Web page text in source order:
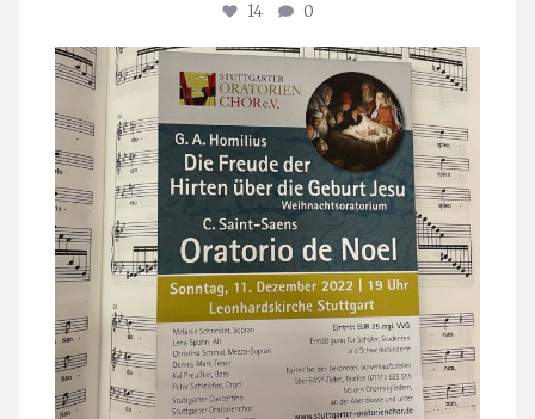
14 0
stuttgarter_oratorienchor
Nov. 29